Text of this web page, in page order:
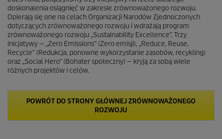
doskonalenia osiągnięć w zakresie zrównoważonego rozwoju.
Opierają się one na celach Organizacji Narodów Zjednoczonych
dotyczących zrównoważonego rozwoju i wdrażają program
zrównoważonego rozwoju „Sustainability Excellence”. Trzy
inicjatywy — „Zero Emissions” (Zero emisji), „Reduce, Reuse,
Recycle” (Redukcja, ponowne wykorzystanie zasobów, recykling)
oraz „Social Hero” (Bohater społeczny) — kryją za sobą wiele
różnych projektów i celów.
POWRÓT DO STRONY GŁÓWNEJ ZRÓWNOWAŻONEGO
ROZWOJU